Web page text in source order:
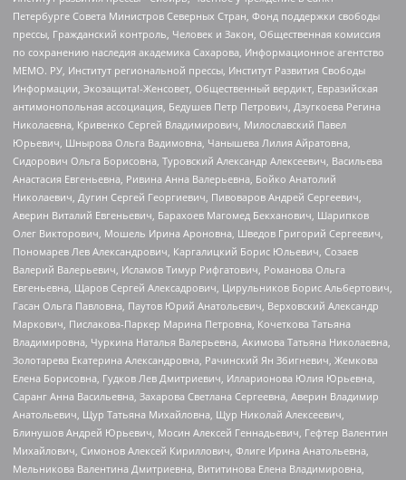
Петербурге Совета Министров Северных Стран, Фонд поддержки свободы
прессы, Гражданский контроль, Человек и Закон, Общественная комиссия
по сохранению наследия академика Сахарова, Информационное агентство
МЕМО. РУ, Институт региональной прессы, Институт Развития Свободы
Информации, Экозащита!-Женсовет, Общественный вердикт, Евразийская
антимонопольная ассоциация, Бедушев Петр Петрович, Дзугкоева Регина
Николаевна, Кривенко Сергей Владимирович, Милославский Павел
Юрьевич, Шнырова Ольга Вадимовна, Чанышева Лилия Айратовна,
Сидорович Ольга Борисовна, Туровский Александр Алексеевич, Васильева
Анастасия Евгеньевна, Ривина Анна Валерьевна, Бойко Анатолий
Николаевич, Дугин Сергей Георгиевич, Пивоваров Андрей Сергеевич,
Аверин Виталий Евгеньевич, Барахоев Магомед Бекханович, Шарипков
Олег Викторович, Мошель Ирина Ароновна, Шведов Григорий Сергеевич,
Пономарев Лев Александрович, Каргалицкий Борис Юльевич, Созаев
Валерий Валерьевич, Исламов Тимур Рифгатович, Романова Ольга
Евгеньевна, Щаров Сергей Алексадрович, Цирульников Борис Альбертович,
Гасан Ольга Павловна, Паутов Юрий Анатольевич, Верховский Александр
Маркович, Пислакова-Паркер Марина Петровна, Кочеткова Татьяна
Владимировна, Чуркина Наталья Валерьевна, Акимова Татьяна Николаевна,
Золотарева Екатерина Александровна, Рачинский Ян Збигневич, Жемкова
Елена Борисовна, Гудков Лев Дмитриевич, Илларионова Юлия Юрьевна,
Саранг Анна Васильевна, Захарова Светлана Сергеевна, Аверин Владимир
Анатольевич, Щур Татьяна Михайловна, Щур Николай Алексеевич,
Блинушов Андрей Юрьевич, Мосин Алексей Геннадьевич, Гефтер Валентин
Михайлович, Симонов Алексей Кириллович, Флиге Ирина Анатольевна,
Мельникова Валентина Дмитриевна, Вититинова Елена Владимировна,